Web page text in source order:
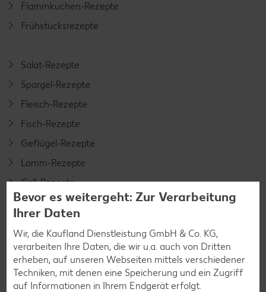
Flammkuchen-Rezepte
Frühstücksrezepte
Salat-Rezepte
Spargel-Rezepte
Fleisch-Rezepte
Fisch-Rezepte
Geflügel-Rezepte
Lamm-Rezepte
Grill-Rezepte
Apfelkuchen-Rezepte
Schokokuchen-Rezepte
Torten-Rezepte
Bevor es weitergeht: Zur Verarbeitung
Ihrer Daten
Wir, die Kaufland Dienstleistung GmbH & Co. KG,
verarbeiten Ihre Daten, die wir u.a. auch von Dritten
erheben, auf unseren Webseiten mittels verschiedener
Techniken, mit denen eine Speicherung und ein Zugriff
auf Informationen in Ihrem Endgerät erfolgt.